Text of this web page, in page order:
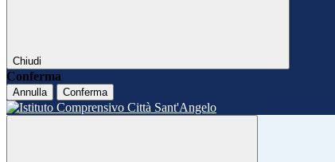
Chiudi
Conferma
Annulla Conferma